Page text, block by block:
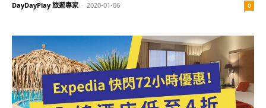
DayDayPlay 旅遊專家 - 2020-01-06 0